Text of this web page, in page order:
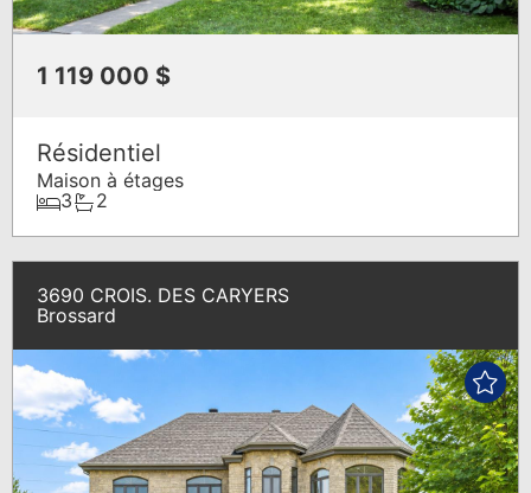
1 119 000 $
Résidentiel
Maison à étages
3
2
3690 CROIS. DES CARYERS
Brossard